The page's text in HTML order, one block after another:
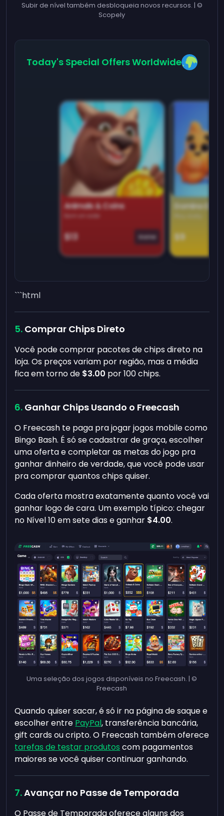
Subir de nível também desbloqueia novos recursos. | ©
Scopely
Today's Special Offers Worldwide
Animals & Coins
$13 Game
Domino
$9
```html
Comprar Chips Direto
Você pode comprar pacotes de chips direto na
loja. Os preços variam por região, mas a média
fica em torno de $3.00 por 100 chips.
Ganhar Chips Usando o Freecash
O Freecash te paga pra jogar jogos mobile como
Bingo Bash. É só se cadastrar de graça, escolher
uma oferta e completar as metas do jogo pra
ganhar dinheiro de verdade, que você pode usar
pra comprar quantos chips quiser.
Cada oferta mostra exatamente quanto você vai
ganhar logo de cara. Um exemplo típico: chegar
no Nível 10 em sete dias e ganhar $4.00.
Uma seleção dos jogos disponíveis no Freecash. | ©
Freecash
Quando quiser sacar, é só ir na página de saque e
escolher entre PayPal, transferência bancária,
gift cards ou cripto. O Freecash também oferece
tarefas de testar produtos com pagamentos
maiores se você quiser continuar ganhando.
Avançar no Passe de Temporada
O Passe de Temporada oferece alguns dos